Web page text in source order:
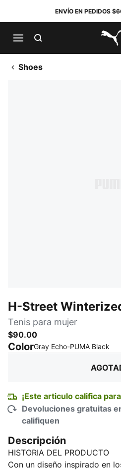
ENVÍO EN PEDIDOS
Shoes
H-Street
Tenis para mujer
$90.00
ColorGray Echo-PUMA Black
¡Este articulo califica
Devoluciones gratuitas
califiquen
Descripción
HISTORIA DEL PRODUCTO
Con un diseño inspirado en